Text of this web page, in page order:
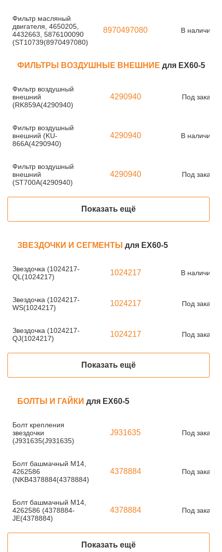
Фильтр масляный
двигателя, 4650205,
4432663, 5876100090
(ST10739(8970497080)
8970497080 В наличии
ФИЛЬТРЫ ВОЗДУШНЫЕ ВНЕШНИЕ для EX60-5
Фильтр воздушный
внешний
(RK859A(4290940)
4290940 Под заказ
Фильтр воздушный
внешний (KU-
866A(4290940)
4290940 В наличии
Фильтр воздушный
внешний
(ST700A(4290940)
4290940 Под заказ
Показать ещё
ЗВЕЗДОЧКИ И СЕГМЕНТЫ для EX60-5
Звездочка (1024217-
QL(1024217)
1024217 В наличии
Звездочка (1024217-
WS(1024217)
1024217 Под заказ
Звездочка (1024217-
QJ(1024217)
1024217 Под заказ
Показать ещё
БОЛТЫ И ГАЙКИ для EX60-5
Болт крепления
звездочки
(J931635(J931635)
J931635 Под заказ
Болт башмачный М14,
4262586
(NKB4378884(4378884)
4378884 Под заказ
Болт башмачный М14,
4262586 (4378884-
JE(4378884)
4378884 Под заказ
Показать ещё